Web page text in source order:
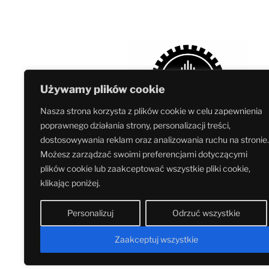
Używamy plików cookie
Nasza strona korzysta z plików cookie w celu zapewnienia
poprawnego działania strony, personalizacji treści,
dostosowywania reklam oraz analizowania ruchu na stronie.
Możesz zarządzać swoimi preferencjami dotyczącymi
plików cookie lub zaakceptować wszystkie pliki cookie,
klikając poniżej.
Personalizuj Odrzuć wszystkie
Zaakceptuj wszystkie
– największej w
organizacji pozarządowej zajmującej się
zabytków kultury technicznej.